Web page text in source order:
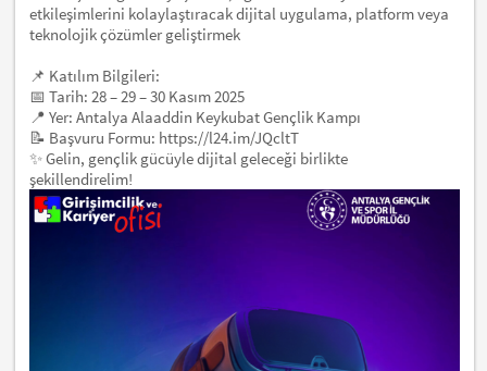
etkileşimlerini kolaylaştıracak dijital uygulama, platform veya
teknolojik çözümler geliştirmek
📌 Katılım Bilgileri:
📅 Tarih: 28 – 29 – 30 Kasım 2025
📍 Yer: Antalya Alaaddin Keykubat Gençlik Kampı
📝 Başvuru Formu: https://l24.im/JQcltT
✨ Gelin, gençlik gücüyle dijital geleceği birlikte
şekillendirelim!